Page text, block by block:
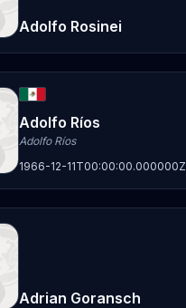
Adolfo Rosinei
Adolfo Ríos
Adolfo Ríos
1966-12-11T00:00:00.000000Z
Adrian Goransch